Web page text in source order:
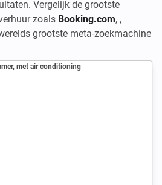
Vergelijk de grootste
zoals Booking.com, ,
grootste meta-zoekmachine